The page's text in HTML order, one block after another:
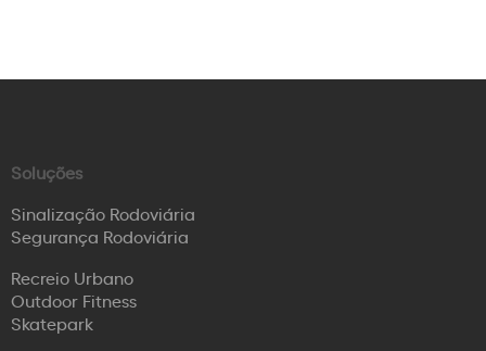
Soluções
Sinalização Rodoviária
Segurança Rodoviária
Recreio Urbano
Outdoor Fitness
Skatepark